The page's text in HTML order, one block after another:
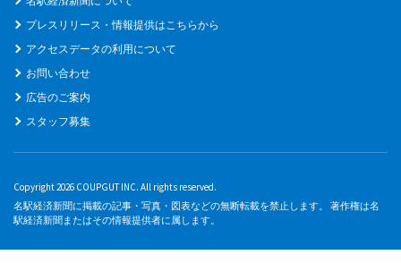
プレスリリース・情報提供はこちらから
アクセスデータの利用について
お問い合わせ
広告のご案内
スタッフ募集
Copyright 2026 COUPGUT INC. All rights reserved.
名駅経済新聞に掲載の記事・写真・図表などの無断転載を禁止します。 著作権は名
駅経済新聞またはその情報提供者に属します。